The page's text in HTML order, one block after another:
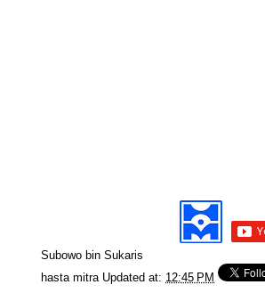
Subowo bin Sukaris
hasta mitraUpdated at: 12:45 PM